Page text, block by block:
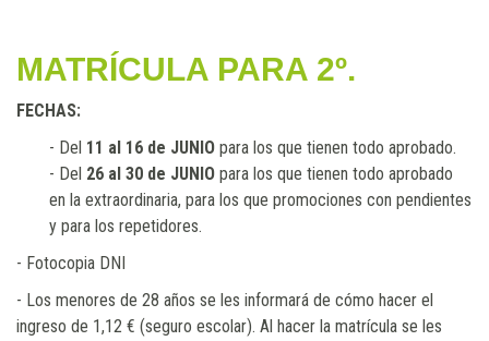
MATRÍCULA PARA 2º.
FECHAS:
- Del 11 al 16 de JUNIO para los que tienen todo aprobado.
- Del 26 al 30 de JUNIO para los que tienen todo aprobado
en la extraordinaria, para los que promociones con pendientes
y para los repetidores.
- Fotocopia DNI
- Los menores de 28 años se les informará de cómo hacer el
ingreso de 1,12 € (seguro escolar). Al hacer la matrícula se les